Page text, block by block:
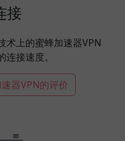
接
术上的蜜蜂加速器VPN
接速度。
器VPN的评价